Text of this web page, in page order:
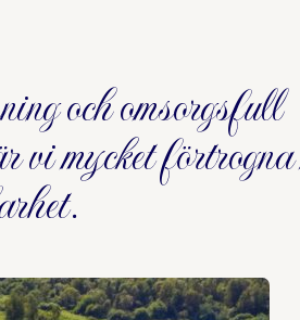
och omsorgsfull
vi mycket förtrogna